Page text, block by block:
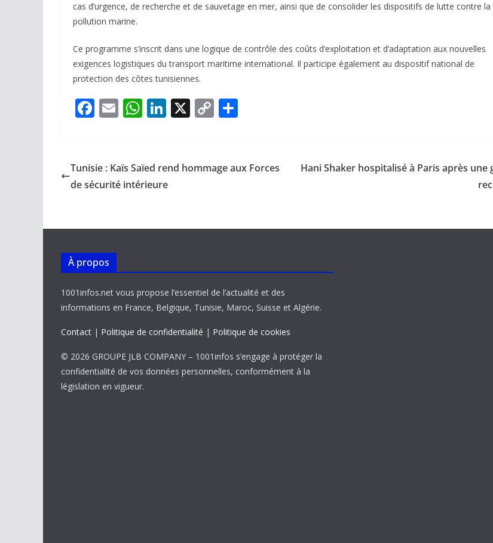
cas d’urgence, de recherche et de sauvetage en mer, ainsi que de consolider les dispositifs de lutte contre la
pollution marine.
Ce programme s’inscrit dans une logique de contrôle des coûts d’exploitation et d’adaptation aux nouvelles
exigences logistiques du transport maritime international. Il participe également au dispositif national de
protection des côtes tunisiennes.
F
b
o
k
E
l
W
s
A
p
Li
e
dI
X C
y
k
g
Tunisie : Kaïs Saïed rend hommage aux Forces
de sécurité intérieure
Hani Shaker hospitalisé à Paris après une
À propos
1001infos.net vous propose l’essentiel de l’actualité et des
informations en France, Belgique, Tunisie, Maroc, Suisse et Algérie.
Contact | Politique de confidentialité | Politique de cookies
© 2026 GROUPE JLB COMPANY – 1001infos s’engage à protéger la
confidentialité de vos données personnelles, conformément à la
législation en vigueur.